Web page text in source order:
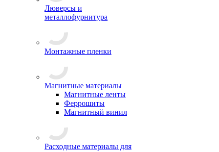
Люверсы и
металлофурнитура
Монтажные пленки
Магнитные материалы
Магнитные ленты
Феррошиты
Магнитный винил
Расходные материалы для